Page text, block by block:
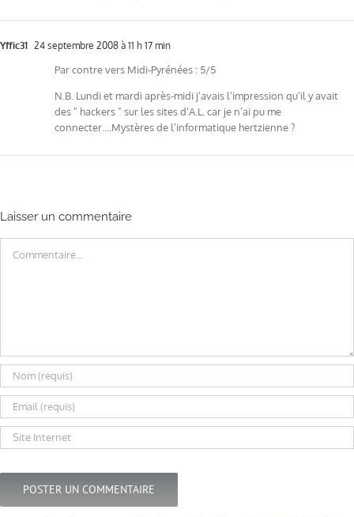
Yffic31 24 septembre 2008 à 11 h 17 min
Par contre vers Midi-Pyrénées : 5/5
N.B. Lundi et mardi après-midi j’avais l’impression qu’il y avait
des " hackers " sur les sites d’A.L. car je n’ai pu me
connecter….Mystères de l’informatique hertzienne ?
Laisser un commentaire